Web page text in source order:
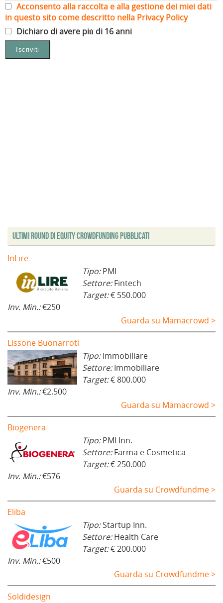
Acconsento alla raccolta e alla gestione dei miei dati
in questo sito come descritto nella Privacy Policy
Dichiaro di avere più di 16 anni
Ultimi Round di Equity Crowdfunding Pubblicati
InLire
Tipo:PMI
Settore:Fintech
Target:€ 550.000
Inv. Min.:€250
Guarda su Mamacrowd >
Lissone Buonarroti
Tipo:Immobiliare
Settore:Immobiliare
Target:€ 800.000
Inv. Min.:€2.500
Guarda su Mamacrowd >
Biogenera
Tipo:PMI Inn.
Settore:Farma e Cosmetica
Target:€ 250.000
Inv. Min.:€576
Guarda su Crowdfundme >
Eliba
Tipo:Startup Inn.
Settore:Health Care
Target:€ 200.000
Inv. Min.:€500
Guarda su Crowdfundme >
Soldidesign